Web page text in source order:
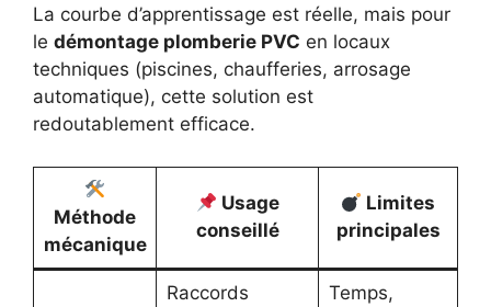
La courbe d’apprentissage est réelle, mais pour
le démontage plomberie PVC en locaux
techniques (piscines, chaufferies, arrosage
automatique), cette solution est
redoutablement efficace.
Méthode
mécanique
Usage
conseillé
Limites
principales
Raccords
Temps,